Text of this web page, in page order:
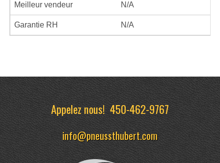
Meilleur vendeur N/A
Garantie RH N/A
Appelez nous!450-462-9767
info@pneussthubert.com